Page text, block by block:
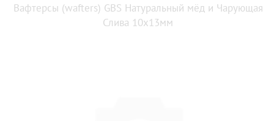
Вафтерсы (wafters) GBS Натуральный мёд и Чарующая
Слива 10x13мм